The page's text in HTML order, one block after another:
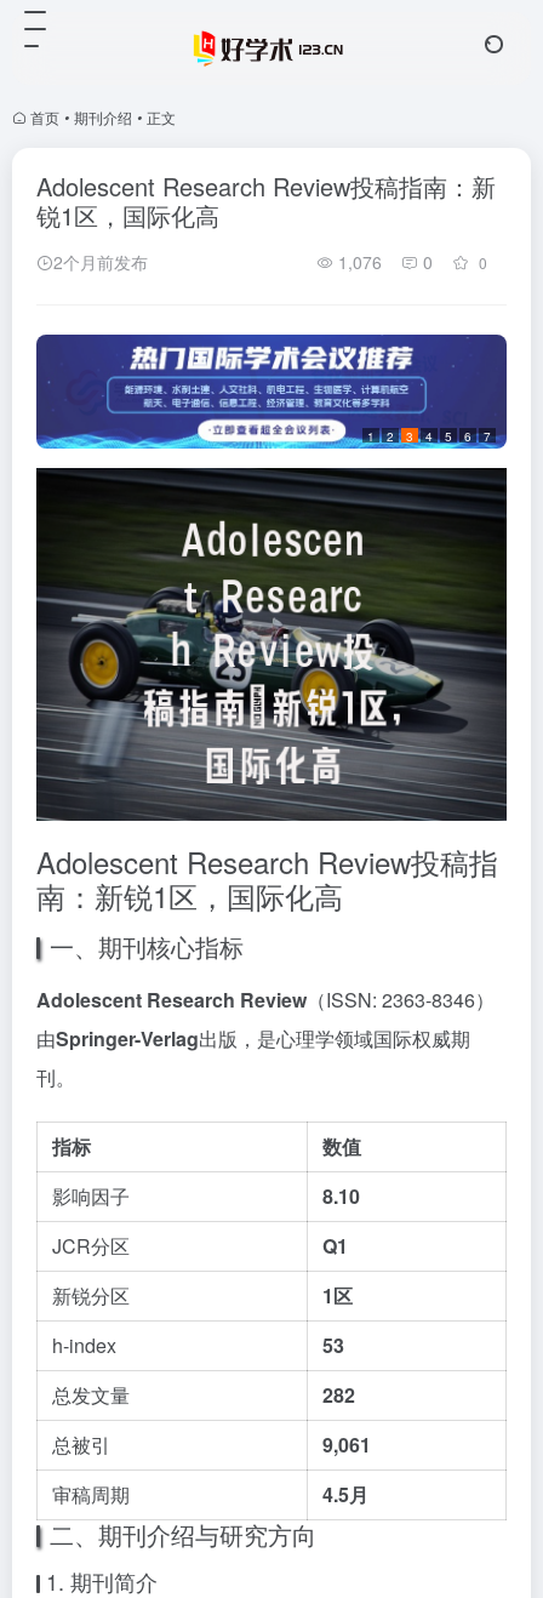
首页 • 期刊介绍 • 正文
Adolescent Research Review投稿指南：新
锐1区，国际化高
2个月前发布 1,076 0 0
1 2 3 4 5 6 7
Adolescent Research Review投稿指
南：新锐1区，国际化高
一、期刊核心指标
Adolescent Research Review （ISSN: 2363-8346）
由Springer-Verlag出版，是心理学领域国际权威期
刊。
指标
数值
影响因子
8.10
JCR分区
Q1
新锐分区
1区
h-index
53
总发文量
282
总被引
9,061
审稿周期
4.5月
二、期刊介绍与研究方向
1. 期刊简介